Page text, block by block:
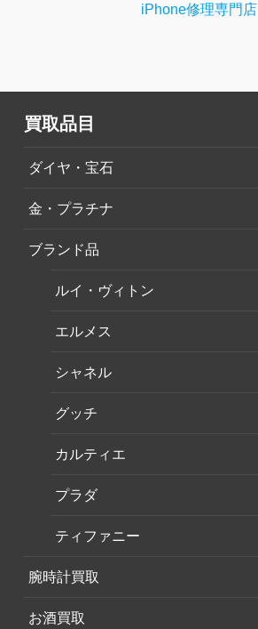
iPhone修理専門店
買取品目
ダイヤ・宝石
金・プラチナ
ブランド品
ルイ・ヴィトン
エルメス
シャネル
グッチ
カルティエ
プラダ
ティファニー
腕時計買取
お酒買取